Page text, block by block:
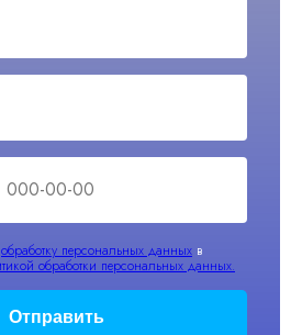
обработку персональных данных в
обработки персональных данных.
Отправить